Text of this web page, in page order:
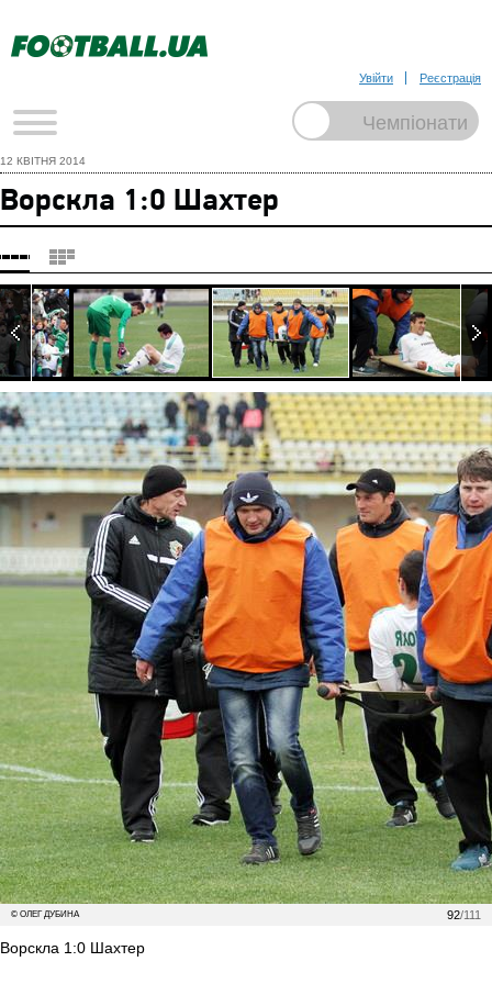
Увійти Реєстрація
12 КВІТНЯ 2014
Ворскла 1:0 Шахтер
92/111
© ОЛЕГ ДУБИНА
Ворскла 1:0 Шахтер